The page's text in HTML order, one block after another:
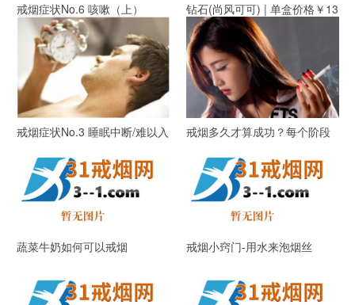
戒烟症状No.6 咳嗽（上）
钻石(尚风可可) | 单盒价格￥13
元 目前已上市
戒烟症状No.3 睡眠中断/难以入
戒烟多久才算成功？每个阶段
蔬菜牛奶如何可以戒烟 戒烟小窍门-用水来泡烟丝